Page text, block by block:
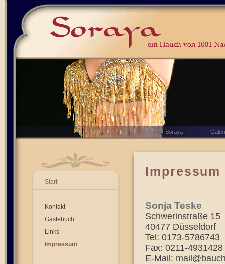
Start
Kontakt
Gästebuch
Links
Impressum
Impressum
Sonja Teske
Schwerinstraße 15
40477 Düsseldorf
Tel: 0173-5786743
Fax: 0211-4931428
E-Mail:
Soraya